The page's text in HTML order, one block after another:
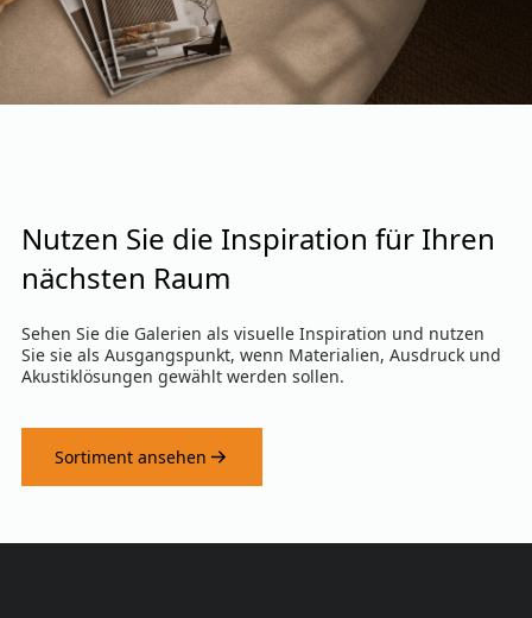
Nutzen Sie die Inspiration für Ihren
nächsten Raum
Sehen Sie die Galerien als visuelle Inspiration und nutzen
Sie sie als Ausgangspunkt, wenn Materialien, Ausdruck und
Akustiklösungen gewählt werden sollen.
Sortiment ansehen